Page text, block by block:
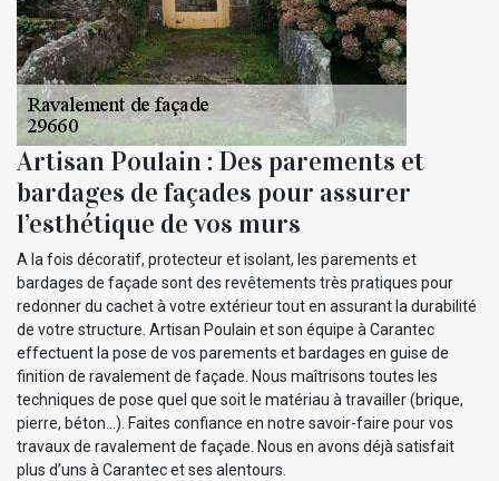
Artisan Poulain : Des parements et
bardages de façades pour assurer
l’esthétique de vos murs
A la fois décoratif, protecteur et isolant, les parements et
bardages de façade sont des revêtements très pratiques pour
redonner du cachet à votre extérieur tout en assurant la durabilité
de votre structure. Artisan Poulain et son équipe à Carantec
effectuent la pose de vos parements et bardages en guise de
finition de ravalement de façade. Nous maîtrisons toutes les
techniques de pose quel que soit le matériau à travailler (brique,
pierre, béton…). Faites confiance en notre savoir-faire pour vos
travaux de ravalement de façade. Nous en avons déjà satisfait
plus d’uns à Carantec et ses alentours.